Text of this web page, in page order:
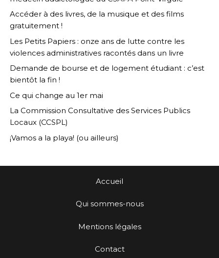
Accéder à des livres, de la musique et des films
gratuitement !
Les Petits Papiers : onze ans de lutte contre les
violences administratives racontés dans un livre
Demande de bourse et de logement étudiant : c’est
bientôt la fin !
Ce qui change au 1er mai
La Commission Consultative des Services Publics
Locaux (CCSPL)
¡Vamos a la playa! (ou ailleurs)
Accueil
Qui sommes-nous
Mentions légales
Contact